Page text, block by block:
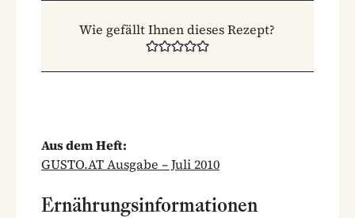
Wie gefällt Ihnen dieses Rezept?
Aus dem Heft:
GUSTO.AT Ausgabe – Juli 2010
Ernährungsinformationen